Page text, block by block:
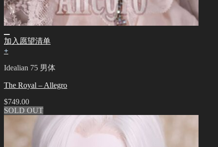
加入愿望清单
+
Idealian 75 男体
The Royal – Allegro
$749.00
SOLD OUT